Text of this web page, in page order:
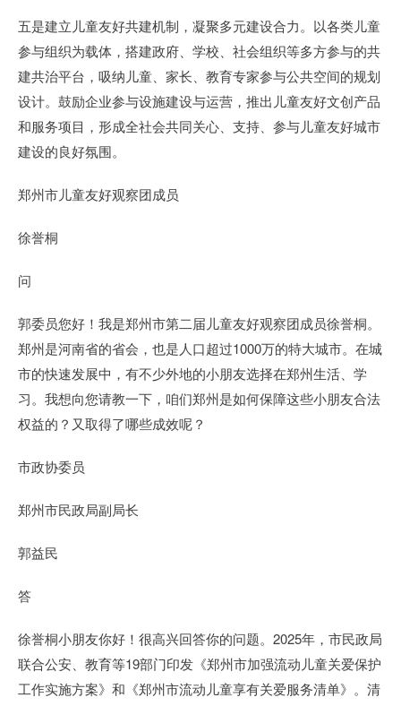
五是建立儿童友好共建机制，凝聚多元建设合力。以各类儿童
参与组织为载体，搭建政府、学校、社会组织等多方参与的共
建共治平台，吸纳儿童、家长、教育专家参与公共空间的规划
设计。鼓励企业参与设施建设与运营，推出儿童友好文创产品
和服务项目，形成全社会共同关心、支持、参与儿童友好城市
建设的良好氛围。
郑州市儿童友好观察团成员
徐誉桐
问
郭委员您好！我是郑州市第二届儿童友好观察团成员徐誉桐。
郑州是河南省的省会，也是人口超过1000万的特大城市。在城
市的快速发展中，有不少外地的小朋友选择在郑州生活、学
习。我想向您请教一下，咱们郑州是如何保障这些小朋友合法
权益的？又取得了哪些成效呢？
市政协委员
郑州市民政局副局长
郭益民
答
徐誉桐小朋友你好！很高兴回答你的问题。2025年，市民政局
联合公安、教育等19部门印发《郑州市加强流动儿童关爱保护
工作实施方案》和《郑州市流动儿童享有关爱服务清单》。清